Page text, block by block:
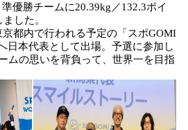
優勝チームに20.39kg／132.3ポイ
した。
都内で行われる予定の「スポGOMI
日本代表として出場。予選に参加し
ムの思いを背負って、世界一を目指